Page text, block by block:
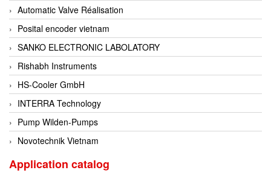
Dias Infrared
DINA Elektronik
Dinel
Di-Soric
Di-Soric
Dixon Valve
Doctor Led Vietnam
DOLD - Autho ANS
Dold Vietnam
Automatic Valve Réalisation
Posital encoder vietnam
SANKO ELECTRONIC LABOLATORY
Rishabh Instruments
HS-Cooler GmbH
INTERRA Technology
Pump Wilden-Pumps
Novotechnik Vietnam
Application catalog